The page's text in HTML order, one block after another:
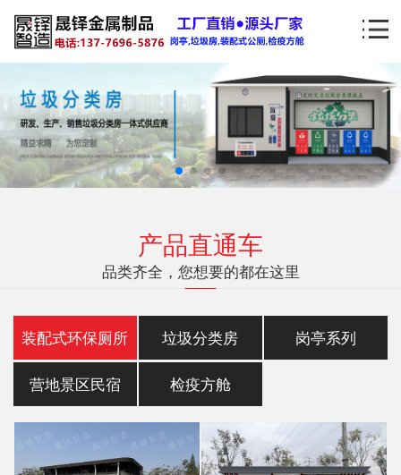
产品直通车
品类齐全，您想要的都在这里
装配式环保厕所 垃圾分类房 岗亭系列
营地景区民宿 检疫方舱